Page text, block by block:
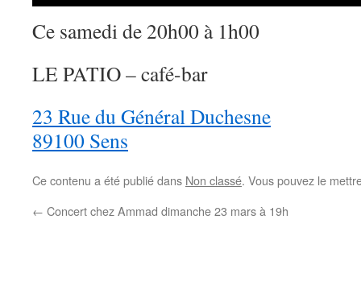
Ce samedi de 20h00 à 1h00
LE PATIO – café-bar
23 Rue du Général Duchesne
89100 Sens
Ce contenu a été publié dans Non classé. Vous pouvez le
← Concert chez Ammad dimanche 23 mars à 19h